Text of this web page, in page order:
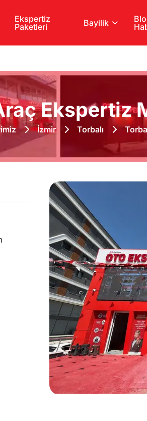
Ekspertiz
Paketleri
Bayilik
Ekspertiz
İzmir Torbalı